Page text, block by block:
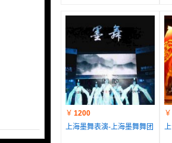
￥ 1200
上海墨舞表演-上海墨舞舞团
￥